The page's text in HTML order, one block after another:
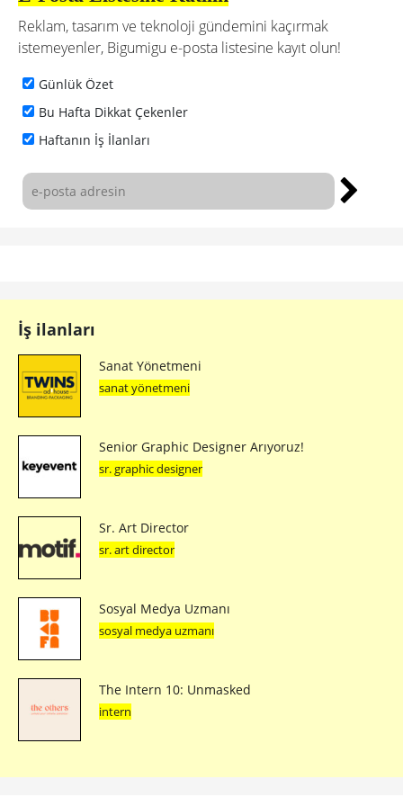
Reklam, tasarım ve teknoloji gündemini kaçırmak
istemeyenler, Bigumigu e-posta listesine kayıt olun!
Günlük Özet
Bu Hafta Dikkat Çekenler
Haftanın İş İlanları
İş ilanları
Sanat Yönetmeni
sanat yönetmeni
Senior Graphic Designer Arıyoruz!
sr. graphic designer
Sr. Art Director
sr. art director
Sosyal Medya Uzmanı
sosyal medya uzmanı
The Intern 10: Unmasked
intern